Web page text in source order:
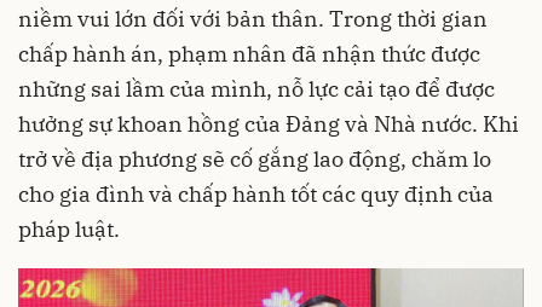
niềm vui lớn đối với bản thân. Trong thời gian
chấp hành án, phạm nhân đã nhận thức được
những sai lầm của mình, nỗ lực cải tạo để được
hưởng sự khoan hồng của Đảng và Nhà nước. Khi
trở về địa phương sẽ cố gắng lao động, chăm lo
cho gia đình và chấp hành tốt các quy định của
pháp luật.